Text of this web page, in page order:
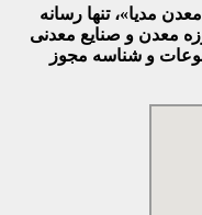
مدیا»، تنها رسانه
معدن و صنایع معدنی‌
و شناسه مجوز